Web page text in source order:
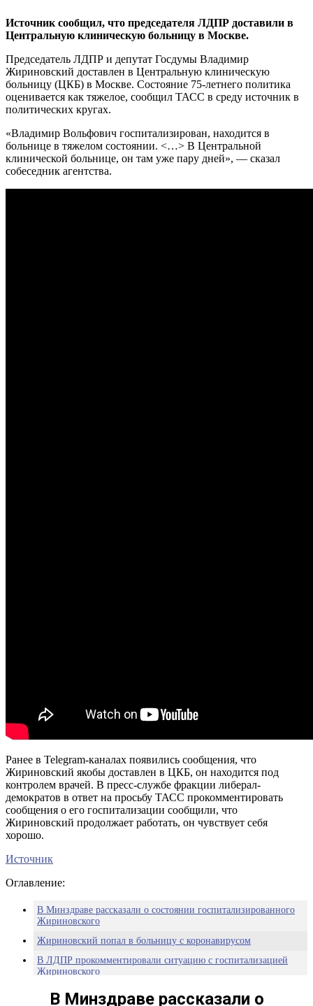
Источник сообщил, что председателя ЛДПР доставили в
Центральную клиническую больницу в Москве.
Председатель ЛДПР и депутат Госдумы Владимир
Жириновский доставлен в Центральную клиническую
больницу (ЦКБ) в Москве. Состояние 75-летнего политика
оценивается как тяжелое, сообщил ТАСС в среду источник в
политических кругах.
«Владимир Вольфович госпитализирован, находится в
больнице в тяжелом состоянии. <…> В Центральной
клинической больнице, он там уже пару дней», — сказал
собеседник агентства.
Ранее в Telegram-каналах появились сообщения, что
Жириновский якобы доставлен в ЦКБ, он находится под
контролем врачей. В пресс-службе фракции либерал-
демократов в ответ на просьбу ТАСС прокомментировать
сообщения о его госпитализации сообщили, что
Жириновский продолжает работать, он чувствует себя
хорошо.
Источник
Оглавление:
В Минздраве рассказали о состоянии госпитализированного
Жириновского
Жириновский попал в больницу с коронавирусом
В ЛДПР прокомментировали ситуацию с госпитализацией
Жириновского
Жириновский в больнице: в ГД высказались о заражении
политика после восьми прививок
В Минздраве рассказали о